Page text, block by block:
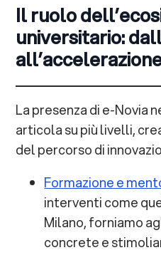
Il ruolo
universitario:
La presenza di e-Novia
articola su più livelli,
del percorso di
Formazione e
interventi come
Milano, forniamo
concrete e